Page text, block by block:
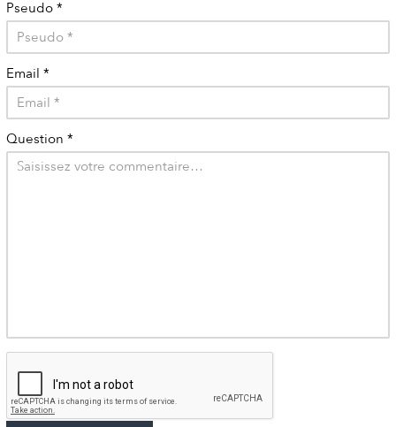
Pseudo *
Email *
Question *